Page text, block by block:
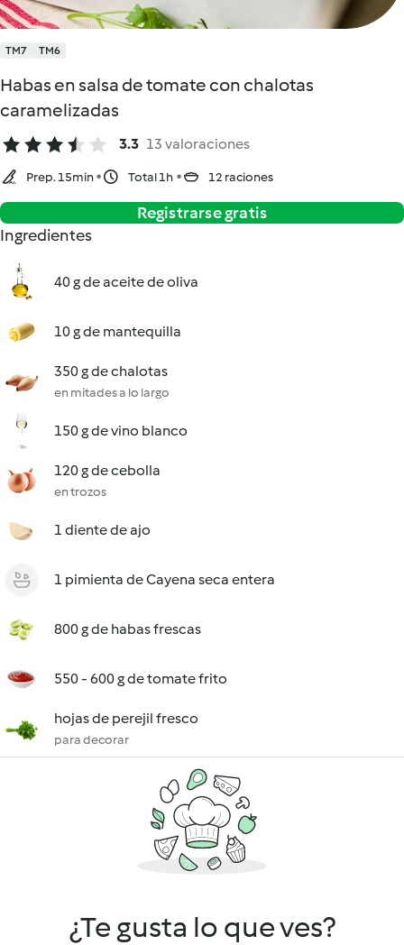
TM7 TM6
Habas en salsa de tomate con chalotas
caramelizadas
3.3 13 valoraciones
Prep. 15min Total 1h 12 raciones
Registrarse gratis
Ingredientes
40 g de aceite de oliva
10 g de mantequilla
350 g de chalotas
en mitades a lo largo
150 g de vino blanco
120 g de cebolla
en trozos
1 diente de ajo
1 pimienta de Cayena seca entera
800 g de habas frescas
550 - 600 g de tomate frito
hojas de perejil fresco
para decorar
¿Te gusta lo que ves?